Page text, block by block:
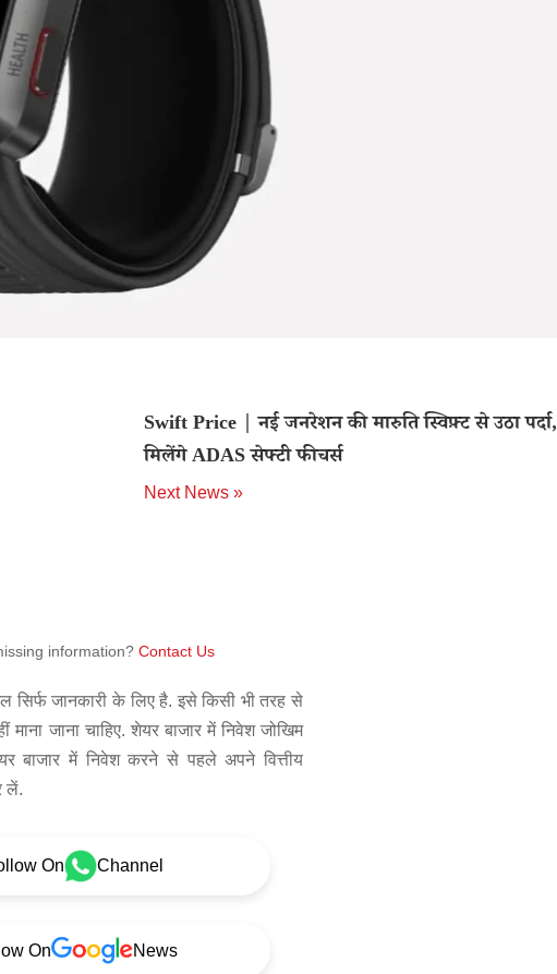
Swift Price | नई जनरेशन की मारुति स्विफ़्ट से उठा पर्दा,
मिलेंगे ADAS सेफ्टी फीचर्स
Next News »
information? Contact Us
सिर्फ जानकारी के लिए है. इसे किसी भी तरह से
जाना चाहिए. शेयर बाजार में निवेश जोखिम
बाजार में निवेश करने से पहले अपने वित्तीय
लें.
On Channel
On News